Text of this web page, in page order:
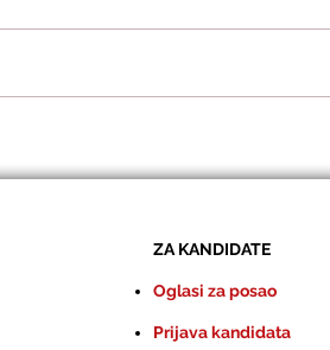
ZA KANDIDATE
Oglasi za posao
Prijava kandidata